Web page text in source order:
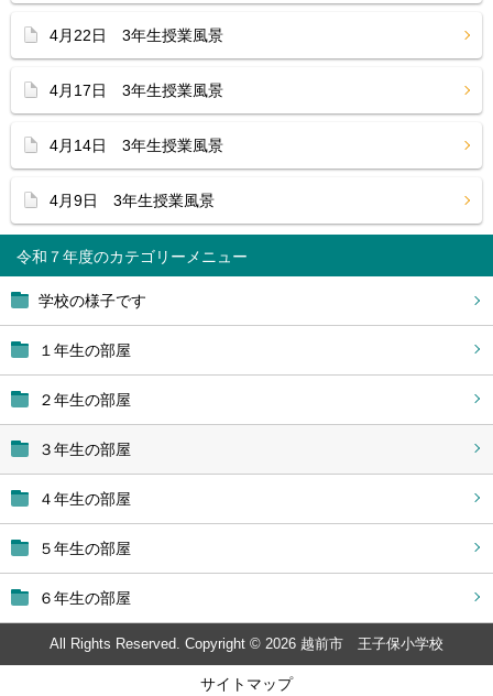
令和７年度
学校の様子です
１年生の部屋
２年生の部屋
３年生の部屋
４年生の部屋
５年生の部屋
６年生の部屋
4月22日 3年生授業風景
4月17日 3年生授業風景
4月14日 3年生授業風景
4月9日 3年生授業風景
All Rights Reserved. Copyright © 2026 越前市 王子保小学校
サイトマップ